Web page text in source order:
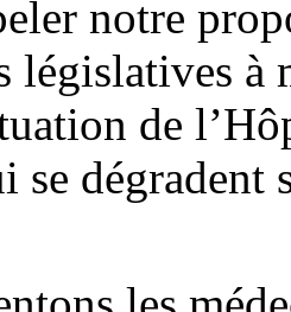
notre
législatives
de
se dégradent